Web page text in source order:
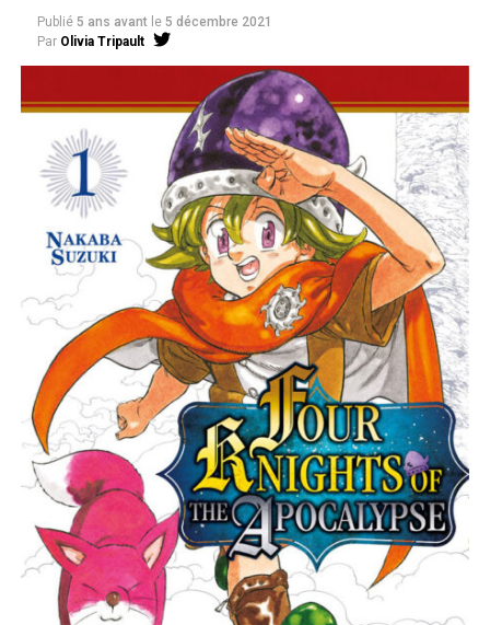
Publié 5 ans avant le 5 décembre 2021
Par Olivia Tripault